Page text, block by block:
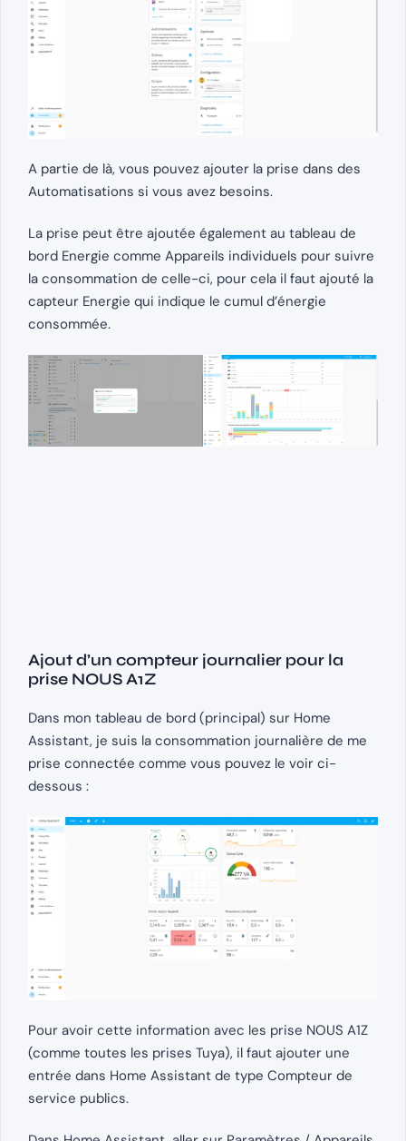
A partie de là, vous pouvez ajouter la prise dans des
Automatisations si vous avez besoins.
La prise peut être ajoutée également au tableau de
bord Energie comme Appareils individuels pour suivre
la consommation de celle-ci, pour cela il faut ajouté la
capteur Energie qui indique le cumul d’énergie
consommée.
Ajout d’un compteur journalier pour la
prise NOUS A1Z
Dans mon tableau de bord (principal) sur Home
Assistant, je suis la consommation journalière de me
prise connectée comme vous pouvez le voir ci-
dessous :
Pour avoir cette information avec les prise NOUS A1Z
(comme toutes les prises Tuya), il faut ajouter une
entrée dans Home Assistant de type Compteur de
service publics.